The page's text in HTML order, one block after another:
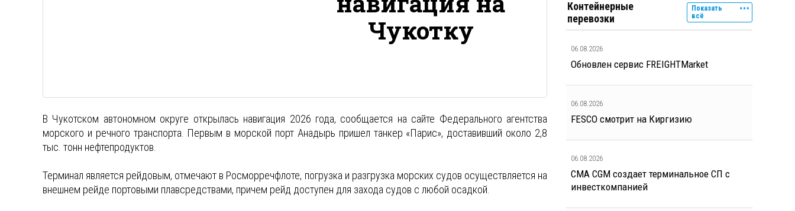
Чукотку
В Чукотском автономном округе открылась навигация 2026 года, сообщается на сайте Федерального агентства
морского и речного транспорта. Первым в морской порт Анадырь пришел танкер «Парис», доставивший около 2,8
тыс. тонн нефтепродуктов.
Терминал является рейдовым, отмечают в Росморречфлоте, погрузка и разгрузка морских судов осуществляется на
внешнем рейде портовыми плавсредствами, причем рейд доступен для захода судов с любой осадкой.
Контейнерные
перевозки
Показать
всё
06.08.2026
Обновлен сервис FREIGHTMarket
06.08.2026
FESCO смотрит на Киргизию
06.08.2026
CMA CGM создает терминальное СП с
инвесткомпанией